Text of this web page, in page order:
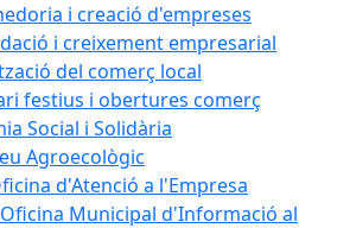
i creació d'empreses
i creixement empresarial
del comerç local
festius i obertures comerç
Social i Solidària
Agroecològic
d'Atenció a l'Empresa
Municipal d'Informació al